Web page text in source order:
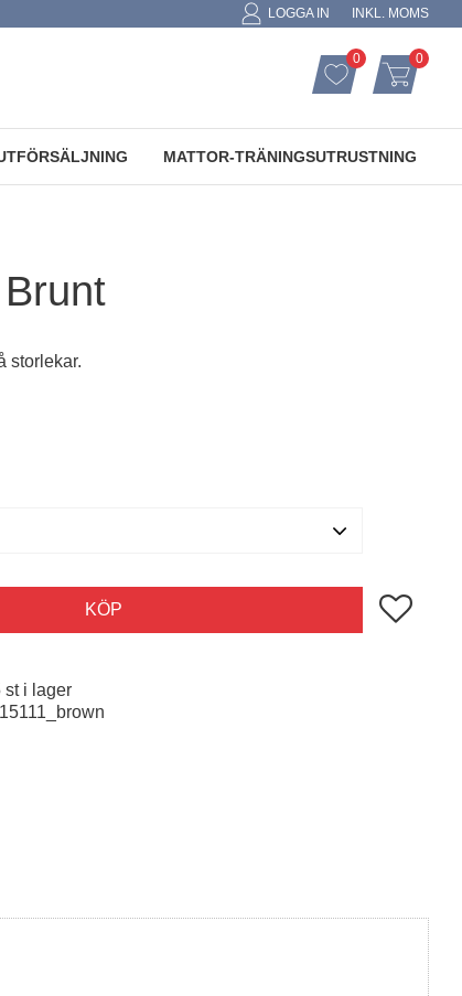
INKL. MOMS
LOGGA IN
FAVORITER
ANTAL
0 KUNDVAGN
ANTAL
0
MATTOR-TRÄNINGSUTRUSTNING
storlekar.
KÖP Lägg till i
st i lager